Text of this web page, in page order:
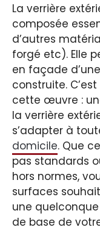
La verrière
composée
d’autres
forgé etc). Elle
en façade
construite.
cette œuvre :
la verrière
s’adapter à
domicile. Que
pas standards
hors normes,
surfaces
une
de base de